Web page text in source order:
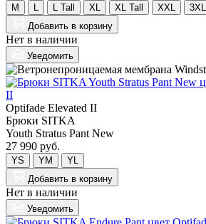
M L Tall XL XL Tall XXL
3XL
Добавить в корзину
Нет в наличии
Уведомить
Optifade Elevated II
Брюки SITKA
Youth Stratus Pant New
27 990 руб.
YS YM
YL
Добавить в корзину
Нет в наличии
Уведомить